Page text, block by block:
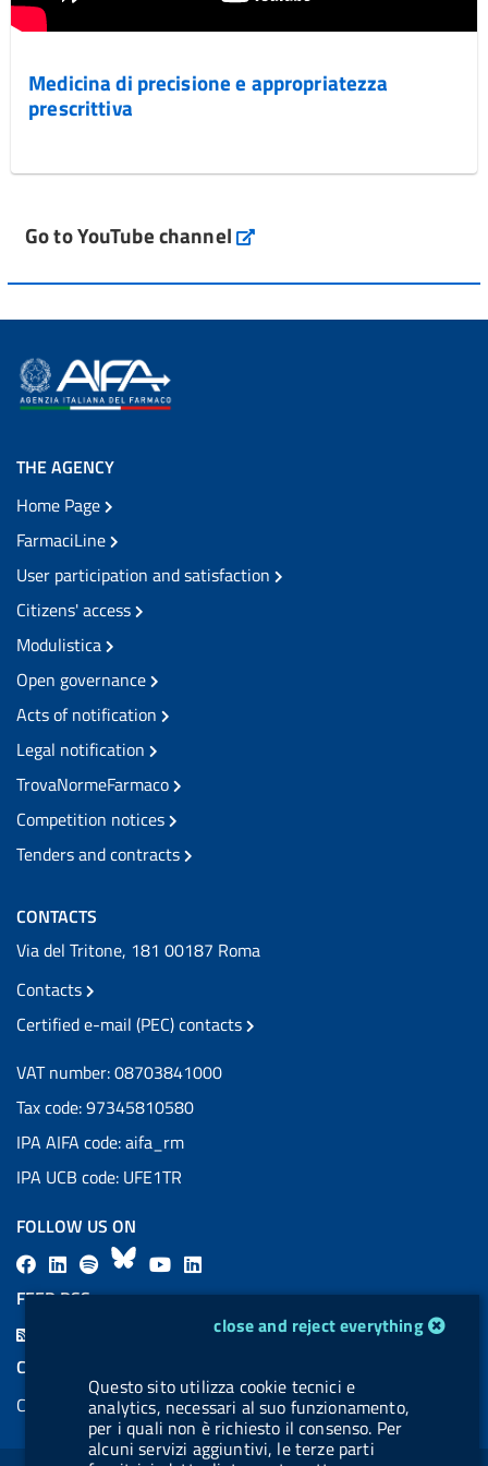
Medicina di precisione e appropriatezza
prescrittiva
Go to YouTube channel
cookie management moduleclose and reject everything
Questo sito utilizza cookie tecnici e
analytics, necessari al suo funzionamento,
per i quali non è richiesto il consenso. Per
alcuni servizi aggiuntivi, le terze parti
THE AGENCY
Home Page
FarmaciLine
User participation and satisfaction
Citizens' access
Modulistica
Open governance
Acts of notification
Legal notification
TrovaNormeFarmaco
Competition notices
Tenders and contracts
CONTACTS
Via del Tritone, 181 00187 Roma
Contacts
Certified e-mail (PEC) contacts
VAT number: 08703841000
Tax code: 97345810580
IPA AIFA code: aifa_rm
IPA UCB code: UFE1TR
FOLLOW US ON
F
a
L
i
a
l
.
b
B
l
s
k
y
Y
o
u
b
e
i
e
d
i
FEED RSS
COOKIES
Cookie management